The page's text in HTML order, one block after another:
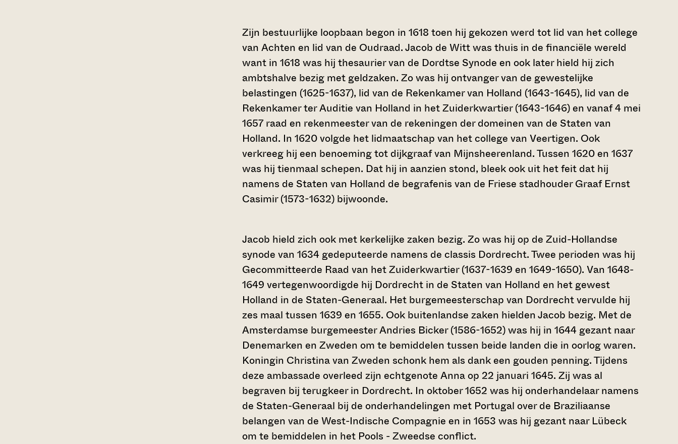
Zijn bestuurlijke loopbaan begon in 1618 toen hij gekozen werd tot lid van het college
van Achten en lid van de Oudraad. Jacob de Witt was thuis in de financiële wereld
want in 1618 was hij thesaurier van de Dordtse Synode en ook later hield hij zich
ambtshalve bezig met geldzaken. Zo was hij ontvanger van de gewestelijke
belastingen (1625-1637), lid van de Rekenkamer van Holland (1643-1645), lid van de
Rekenkamer ter Auditie van Holland in het Zuiderkwartier (1643-1646) en vanaf 4 mei
1657 raad en rekenmeester van de rekeningen der domeinen van de Staten van
Holland. In 1620 volgde het lidmaatschap van het college van Veertigen. Ook
verkreeg hij een benoeming tot dijkgraaf van Mijnsheerenland. Tussen 1620 en 1637
was hij tienmaal schepen. Dat hij in aanzien stond, bleek ook uit het feit dat hij
namens de Staten van Holland de begrafenis van de Friese stadhouder Graaf Ernst
Casimir (1573-1632) bijwoonde.
Jacob hield zich ook met kerkelijke zaken bezig. Zo was hij op de Zuid-Hollandse
synode van 1634 gedeputeerde namens de classis Dordrecht. Twee perioden was hij
Gecommitteerde Raad van het Zuiderkwartier (1637-1639 en 1649-1650). Van 1648-
1649 vertegenwoordigde hij Dordrecht in de Staten van Holland en het gewest
Holland in de Staten-Generaal. Het burgemeesterschap van Dordrecht vervulde hij
zes maal tussen 1639 en 1655. Ook buitenlandse zaken hielden Jacob bezig. Met de
Amsterdamse burgemeester Andries Bicker (1586-1652) was hij in 1644 gezant naar
Denemarken en Zweden om te bemiddelen tussen beide landen die in oorlog waren.
Koningin Christina van Zweden schonk hem als dank een gouden penning. Tijdens
deze ambassade overleed zijn echtgenote Anna op 22 januari 1645. Zij was al
begraven bij terugkeer in Dordrecht. In oktober 1652 was hij onderhandelaar namens
de Staten-Generaal bij de onderhandelingen met Portugal over de Braziliaanse
belangen van de West-Indische Compagnie en in 1653 was hij gezant naar Lübeck
om te bemiddelen in het Pools - Zweedse conflict.